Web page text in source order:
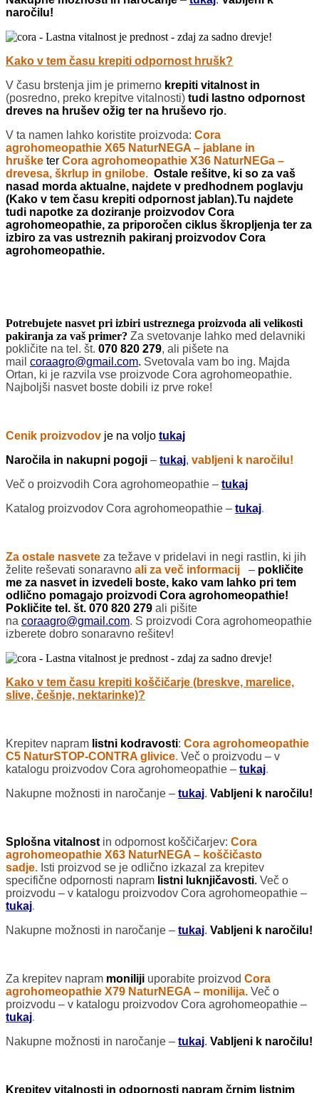
naročilu!
Kako v tem času krepiti odpornost hrušk?
V času brstenja jim je primerno krepiti vitalnost in
(posredno, preko krepitve vitalnosti) tudi lastno odpornost
dreves na hrušev ožig ter na hruševo rjo.
V ta namen lahko koristite proizvoda: Cora
agrohomeopathie X65 NaturNEGA – jablane in
hruške ter Cora agrohomeopathie X36 NaturNEGa –
drevesa, škrlup in gnilobe. Ostale rešitve, ki so za vaš
nasad morda aktualne, najdete v predhodnem poglavju
(Kako v tem času krepiti odpornost jablan).Tu najdete
tudi napotke za doziranje proizvodov Cora
agrohomeopathie, za priporočen ciklus škropljenja ter za
izbiro za vas ustreznih pakiranj proizvodov Cora
agrohomeopathie.
Potrebujete nasvet pri izbiri ustreznega proizvoda ali velikosti
pakiranja za vaš primer? Za svetovanje lahko med delavniki
pokličite na tel. št. 070 820 279, ali pišete na
mail coraagro@gmail.com. Svetovala vam bo ing. Majda
Ortan, ki je razvila vse proizvode Cora agrohomeopathie.
Najboljši nasvet boste dobili iz prve roke!
Cenik proizvodov je na voljo tukaj
Naročila in nakupni pogoji – tukaj, vabljeni k naročilu!
Več o proizvodih Cora agrohomeopathie – tukaj
Katalog proizvodov Cora agrohomeopathie – tukaj.
Za ostale nasvete za težave v pridelavi in negi rastlin, ki jih
želite reševati sonaravno ali za več informacij – pokličite
me za nasvet in izvedeli boste, kako vam lahko pri tem
odlično pomagajo proizvodi Cora agrohomeopathie!
Pokličite tel. št. 070 820 279 ali pišite
na coraagro@gmail.com. S proizvodi Cora agrohomeopathie
izberete dobro sonaravno rešitev!
Kako v tem času krepiti koščičarje (breskve, marelice,
slive, češnje, nektarinke)?
Krepitev napram listni kodravosti: Cora agrohomeopathie
C5 NaturSTOP-CONTRA glivice. Več o proizvodu – v
katalogu proizvodov Cora agrohomeopathie – tukaj.
Nakupne možnosti in naročanje – tukaj. Vabljeni k naročilu!
Splošna vitalnost in odpornost koščičarjev: Cora
agrohomeopathie X63 NaturNEGA – koščičasto
sadje. Isti proizvod se je odlično izkazal za krepitev
specifične odpornosti napram listni luknjičavosti. Več o
proizvodu – v katalogu proizvodov Cora agrohomeopathie –
tukaj.
Nakupne možnosti in naročanje – tukaj. Vabljeni k naročilu!
Za krepitev napram moniliji uporabite proizvod Cora
agrohomeopathie X79 NaturNEGA – monilija. Več o
proizvodu – v katalogu proizvodov Cora agrohomeopathie –
tukaj.
Nakupne možnosti in naročanje – tukaj. Vabljeni k naročilu!
Krepitev vitalnosti in odpornosti napram črnim listnim